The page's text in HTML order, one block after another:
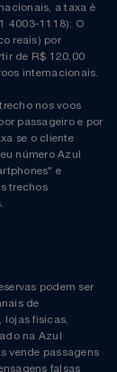
a taxa é
4003-1118): O
reais) por
de R$ 120,00
internacionais.
nos voos
passageiro e por
se o cliente
número Azul
e
trechos
podem ser
de
lojas físicas,
na Azul
vende passagens
falsas